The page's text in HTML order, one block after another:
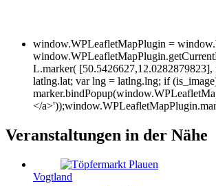
window.WPLeafletMapPlugin =
L.marker(
latlng.lat; var lng = latlng.lng; if
</
Veranstaltungen in der Nähe
Vogtland